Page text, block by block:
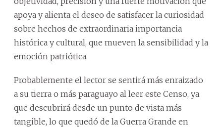
apoya y alienta el deseo de satisfacer la curiosidad
sobre hechos de extraordinaria importancia
histórica y cultural, que mueven la sensibilidad y la
emoción patriótica.
Probablemente el lector se sentirá más enraizado
a su tierra o más paraguayo al leer este Censo, ya
que descubrirá desde un punto de vista más
tangible, lo que quedó de la Guerra Grande en